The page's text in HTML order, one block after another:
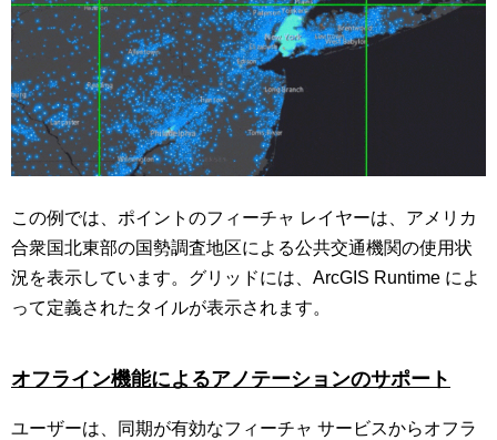
この例では、ポイントのフィーチャ レイヤーは、アメリカ
合衆国北東部の国勢調査地区による公共交通機関の使用状
況を表示しています。グリッドには、ArcGIS Runtime によ
って定義されたタイルが表示されます。
オフライン機能によるアノテーションのサポート
ユーザーは、同期が有効なフィーチャ サービスからオフラ